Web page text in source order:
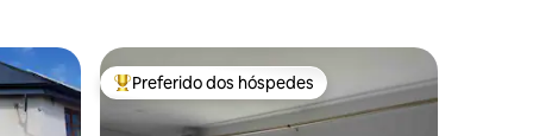
hóspedes Entre os melhores preferidos dos hóspedes
Preferido dos hóspedes